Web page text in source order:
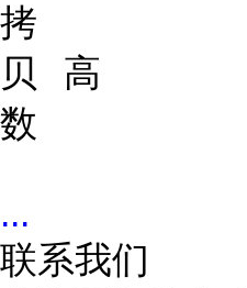
拷
贝
数
高
...
联系我们